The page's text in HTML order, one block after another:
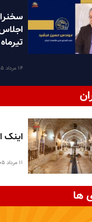
تیرماه
۱۴ مرداد ۱۴۰۵
اینک
۱۱ مرداد ۱۴۰۵
ها